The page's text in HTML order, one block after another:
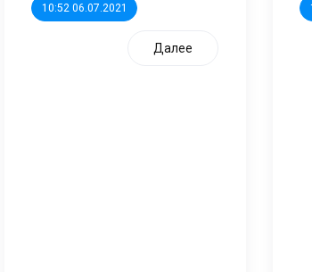
10:52 06.07.2021
Далее